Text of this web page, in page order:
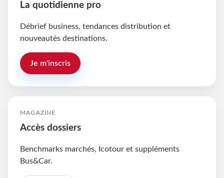
La quotidienne pro
Débrief business, tendances distribution et
nouveautés destinations.
Je m'inscris
MAGAZINE
Accès dossiers
Benchmarks marchés, Icotour et suppléments
Bus&Car.